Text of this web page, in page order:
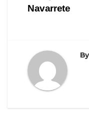
Navarrete
By